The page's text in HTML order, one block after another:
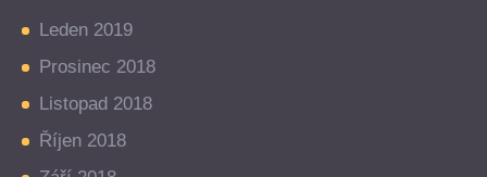
Leden 2019
Prosinec 2018
Listopad 2018
Říjen 2018